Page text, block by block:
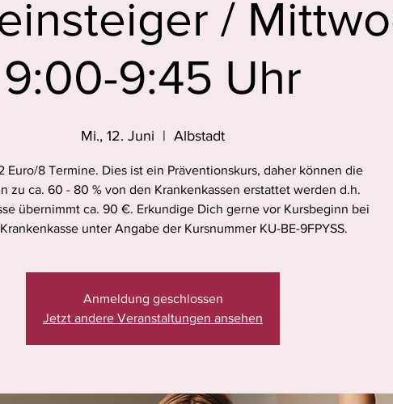
/
9:00-9:45 Uhr
Mi., 12. Juni
  |
Albstadt
Euro/8 Termine. Dies ist ein Präventionskurs, daher können die
zu ca. 60 - 80 % von den Krankenkassen erstattet werden d.h.
übernimmt ca. 90 €. Erkundige Dich gerne vor Kursbeginn bei
unter Angabe der Kursnummer KU-BE-9FPYSS.
Anmeldung geschlossen
Jetzt andere Veranstaltungen ansehen